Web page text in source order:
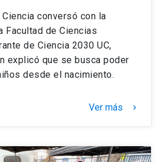
conversó con la
Facultad de Ciencias
de Ciencia 2030 UC,
explicó que se busca poder
desde el nacimiento.
Ver más keyboard_arrow_right